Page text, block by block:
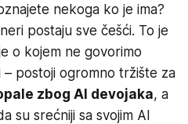
nekoga ko je ima?
postaju sve češći. To je
o kojem ne govorimo
postoji ogromno tržište za
zbog AI devojaka, a
su srećniji sa svojim AI